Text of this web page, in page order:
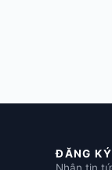
ĐĂNG
Nhận tin